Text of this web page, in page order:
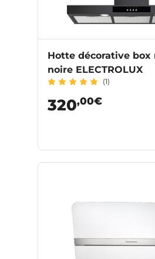
Hotte décorative box
noire ELECTROLUX
(1)
320,00€